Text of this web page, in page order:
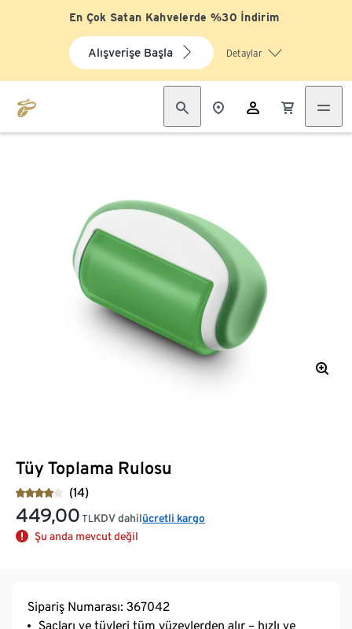
En Çok Satan Kahvelerde %30 İndirim
Alışverişe Başla Detaylar
Tüy Toplama Rulosu
(14)
449,00 TL KDV dahilücretli kargo
Şu anda mevcut değil
Sipariş Numarası: 367042
Saçları ve tüyleri tüm yüzeylerden alır – hızlı ve